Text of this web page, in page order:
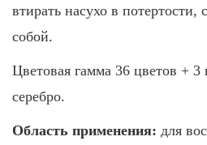
втирать насухо в
собой.
Цветовая гамма 36 цветов + 3
серебро.
Область применения: для